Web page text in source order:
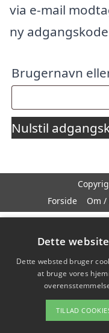
via e-mail
ny
Brugernavn
Nulstil
Forside
Om
Dette
Dette websted bruger
at bruge vores
TILLAD